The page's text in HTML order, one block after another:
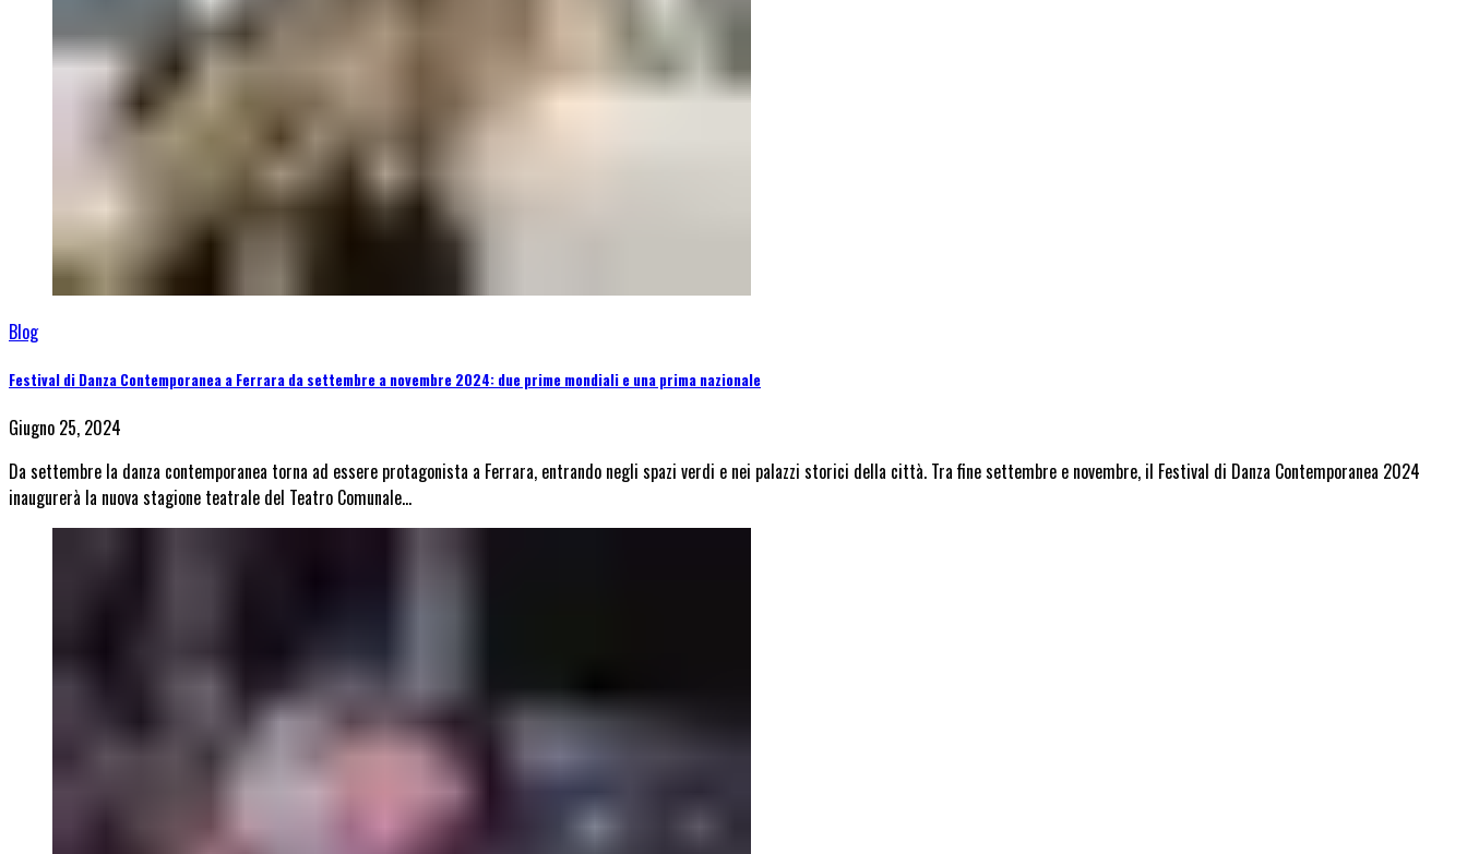
Blog
Festival di Danza Contemporanea a Ferrara da settembre a novembre 2024: due prime mondiali e una prima nazionale
Giugno 25, 2024
Da settembre la danza contemporanea torna ad essere protagonista a Ferrara, entrando negli spazi verdi e nei palazzi storici della città. Tra fine settembre e novembre, il Festival di Danza Contemporanea 2024
inaugurerà la nuova stagione teatrale del Teatro Comunale…